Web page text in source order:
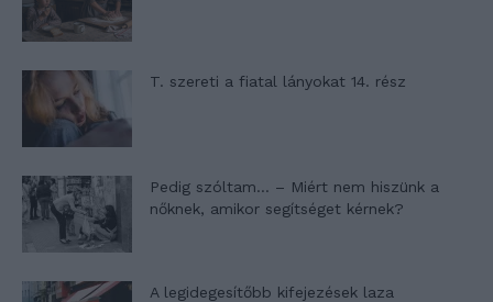
T. szereti a fiatal lányokat 14. rész
Pedig szóltam… – Miért nem hiszünk a
nőknek, amikor segítséget kérnek?
A legidegesítőbb kifejezések laza